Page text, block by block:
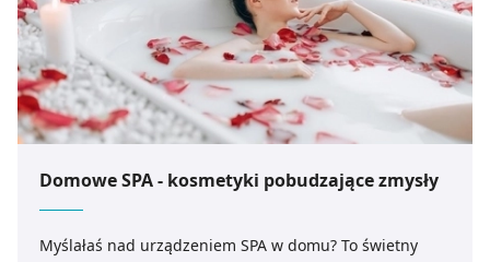
Domowe SPA - kosmetyki pobudzające zmysły
Myślałaś nad urządzeniem SPA w domu? To świetny